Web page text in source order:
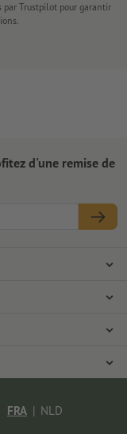
par Trustpilot pour garantir
d'une remise de
FRA | NLD